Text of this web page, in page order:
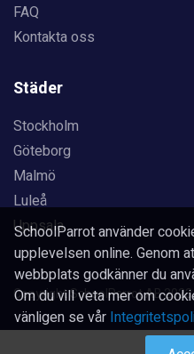
FAQ
Kontakta oss
Städer
Stockholm
Göteborg
Malmö
Luleå
Uppsala
Copyright SchoolParrot AB 2023
SchoolParrot använder
upplevelsen online. Genom
webbplats godkänner du
Om du vill veta mer om
vänligen se vår